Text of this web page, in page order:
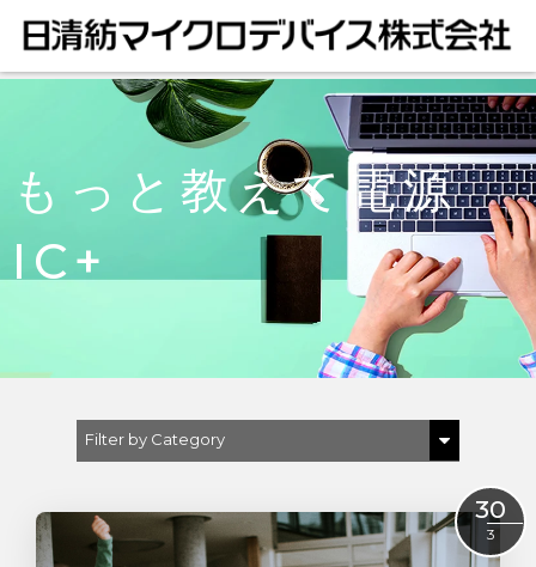
もっと教えて電源
IC+
Filter by Category
DC/DCコンバータ
FAQ
30
3